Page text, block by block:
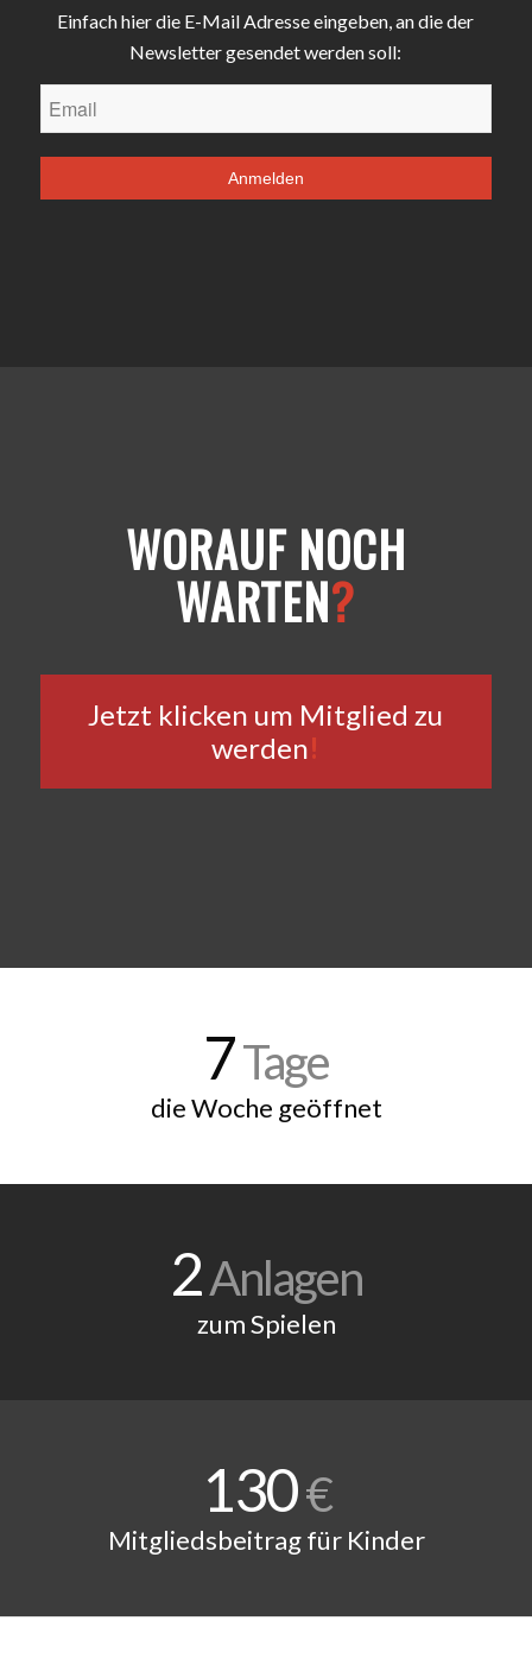
Einfach hier die E-Mail Adresse eingeben, an die der
Newsletter gesendet werden soll:
WORAUF NOCH
WARTEN?
Jetzt klicken um Mitglied zu
werden!
7Tage
die Woche geöffnet
2Anlagen
zum Spielen
130€
Mitgliedsbeitrag für Kinder